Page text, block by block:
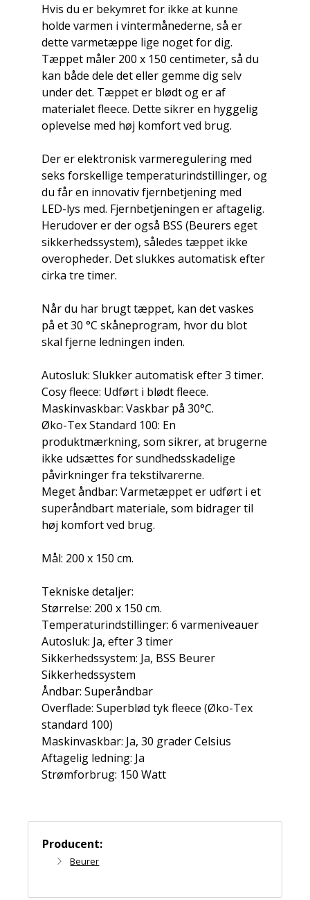
Hvis du er bekymret for ikke at kunne
holde varmen i vintermånederne, så er
dette varmetæppe lige noget for dig.
Tæppet måler 200 x 150 centimeter, så du
kan både dele det eller gemme dig selv
under det. Tæppet er blødt og er af
materialet fleece. Dette sikrer en hyggelig
oplevelse med høj komfort ved brug.
Der er elektronisk varmeregulering med
seks forskellige temperaturindstillinger, og
du får en innovativ fjernbetjening med
LED-lys med. Fjernbetjeningen er aftagelig.
Herudover er der også BSS (Beurers eget
sikkerhedssystem), således tæppet ikke
overopheder. Det slukkes automatisk efter
cirka tre timer.
Når du har brugt tæppet, kan det vaskes
på et 30 °C skåneprogram, hvor du blot
skal fjerne ledningen inden.
Autosluk: Slukker automatisk efter 3 timer.
Cosy fleece: Udført i blødt fleece.
Maskinvaskbar: Vaskbar på 30°C.
Øko-Tex Standard 100: En
produktmærkning, som sikrer, at brugerne
ikke udsættes for sundhedsskadelige
påvirkninger fra tekstilvarerne.
Meget åndbar: Varmetæppet er udført i et
superåndbart materiale, som bidrager til
høj komfort ved brug.
Mål: 200 x 150 cm.
Tekniske detaljer:
Størrelse: 200 x 150 cm.
Temperaturindstillinger: 6 varmeniveauer
Autosluk: Ja, efter 3 timer
Sikkerhedssystem: Ja, BSS Beurer
Sikkerhedssystem
Åndbar: Superåndbar
Overflade: Superblød tyk fleece (Øko-Tex
standard 100)
Maskinvaskbar: Ja, 30 grader Celsius
Aftagelig ledning: Ja
Strømforbrug: 150 Watt
Producent:
Beurer